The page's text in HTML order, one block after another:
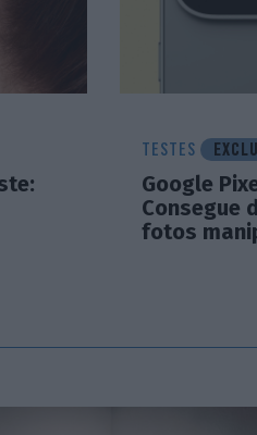
TESTES
Google
Consegue
fotos